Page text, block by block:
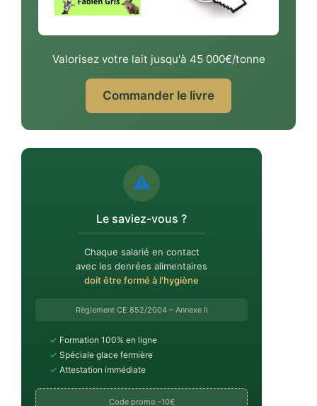
Valorisez votre lait jusqu'à 45 000€/tonne
Commander le livre
⚠️
Le saviez-vous ?
Chaque salarié en contact
avec les denrées alimentaires
doit être formé à l'hygiène
Règlement CE 852/2004 – Annexe II
✓ Formation 100% en ligne
✓ Spéciale glace fermière
✓ Attestation immédiate
Code promo -10€